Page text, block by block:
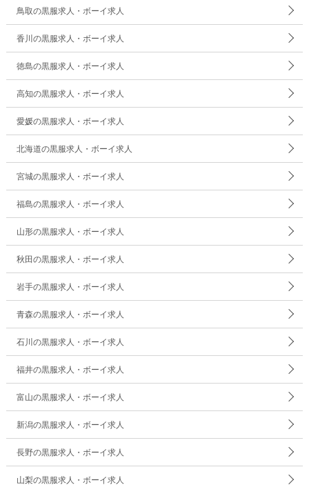
鳥取の黒服求人・ボーイ求人
香川の黒服求人・ボーイ求人
徳島の黒服求人・ボーイ求人
高知の黒服求人・ボーイ求人
愛媛の黒服求人・ボーイ求人
北海道の黒服求人・ボーイ求人
宮城の黒服求人・ボーイ求人
福島の黒服求人・ボーイ求人
山形の黒服求人・ボーイ求人
秋田の黒服求人・ボーイ求人
岩手の黒服求人・ボーイ求人
青森の黒服求人・ボーイ求人
石川の黒服求人・ボーイ求人
福井の黒服求人・ボーイ求人
富山の黒服求人・ボーイ求人
新潟の黒服求人・ボーイ求人
長野の黒服求人・ボーイ求人
山梨の黒服求人・ボーイ求人